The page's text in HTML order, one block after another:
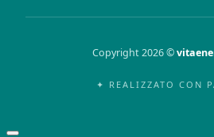
Copyright 2026 ©
✦ REALIZZATO CON